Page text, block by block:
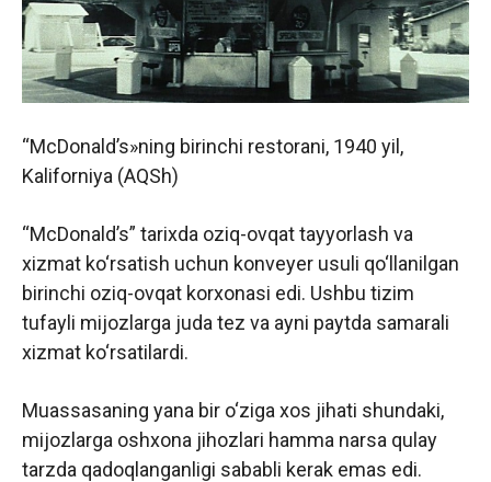
“McDonald’s»ning birinchi restorani, 1940 yil,
Kaliforniya (AQSh)
“McDonald’s” tarixda oziq-ovqat tayyorlash va
xizmat ko‘rsatish uchun konveyer usuli qo‘llanilgan
birinchi oziq-ovqat korxonasi edi. Ushbu tizim
tufayli mijozlarga juda tez va ayni paytda samarali
xizmat ko‘rsatilardi.
Muassasaning yana bir o‘ziga xos jihati shundaki,
mijozlarga oshxona jihozlari hamma narsa qulay
tarzda qadoqlanganligi sababli kerak emas edi.